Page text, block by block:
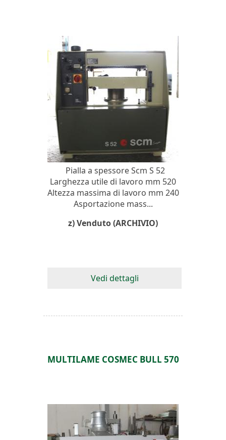
Pialla a spessore Scm S 52
Larghezza utile di lavoro mm 520
Altezza massima di lavoro mm 240
Asportazione mass...
z) Venduto (ARCHIVIO)
Vedi dettagli
MULTILAME COSMEC BULL 570